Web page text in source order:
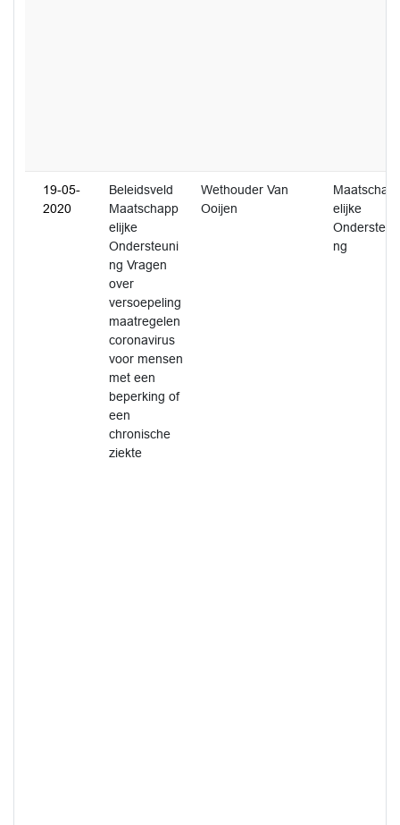
19-05-
2020
Beleidsveld
Maatschapp
elijke
Ondersteuni
ng Vragen
over
versoepeling
maatregelen
coronavirus
voor mensen
met een
beperking of
een
chronische
ziekte
Wethouder Van
Ooijen
elijke
ng